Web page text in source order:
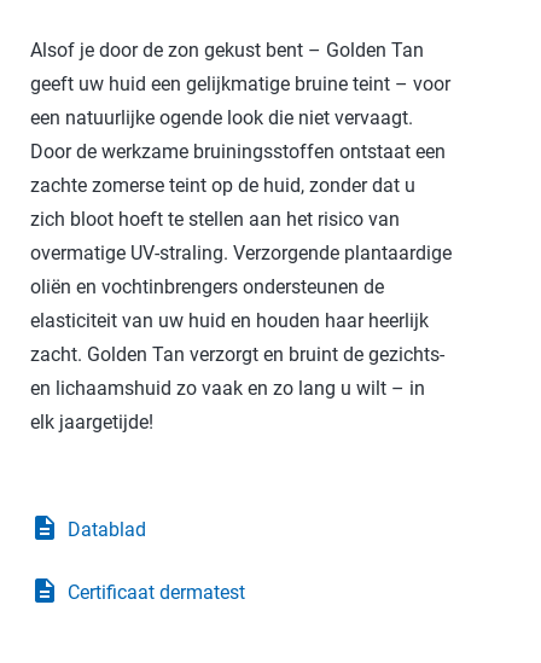
Alsof je door de zon gekust bent – Golden Tan
geeft uw huid een gelijkmatige bruine teint – voor
een natuurlijke ogende look die niet vervaagt.
Door de werkzame bruiningsstoffen ontstaat een
zachte zomerse teint op de huid, zonder dat u
zich bloot hoeft te stellen aan het risico van
overmatige UV-straling. Verzorgende plantaardige
oliën en vochtinbrengers ondersteunen de
elasticiteit van uw huid en houden haar heerlijk
zacht. Golden Tan verzorgt en bruint de gezichts-
en lichaamshuid zo vaak en zo lang u wilt – in
elk jaargetijde!
description Datablad
description Certificaat dermatest